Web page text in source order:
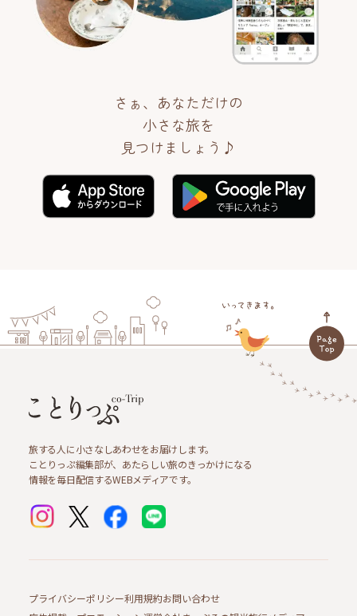
さぁ、あなただけの
小さな旅を
見つけましょう♪
旅する人に小さなしあわせをお届けします。
ことりっぷ編集部が、あたらしい旅のきっかけになる
情報を毎日配信するWEBメディアです。
プライバシーポリシー利用規約お問い合わせ